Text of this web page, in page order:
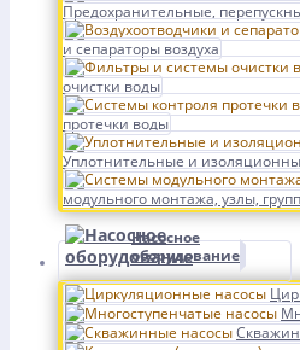
Предохранительные,
и сепараторы воздуха
очистки воды
протечки воды
Уплотнительные и
модульного монтажа, узлы,
Насосное
оборудование